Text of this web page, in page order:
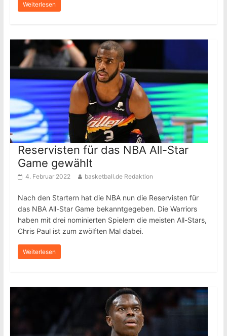
Weiterlesen
Reservisten für das NBA All-Star
Game gewählt
4. Februar 2022 basketball.de Redaktion
Nach den Startern hat die NBA nun die Reservisten für
das NBA All-Star Game bekanntgegeben. Die Warriors
haben mit drei nominierten Spielern die meisten All-Stars,
Chris Paul ist zum zwölften Mal dabei.
Weiterlesen